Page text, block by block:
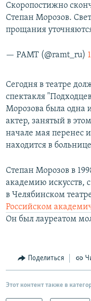
Скоропостижно
Степан Морозов.
прощания
— РАМТ (@ramt_ru)
Сегодня в театре
спектакля
Морозова была одна
актер, занятый в
начале мая перенес
находится в
Степан Морозов в
академию искусств, с
в Челябинском
Российском
Он был лауреатом
Поделиться
Этот контент также в